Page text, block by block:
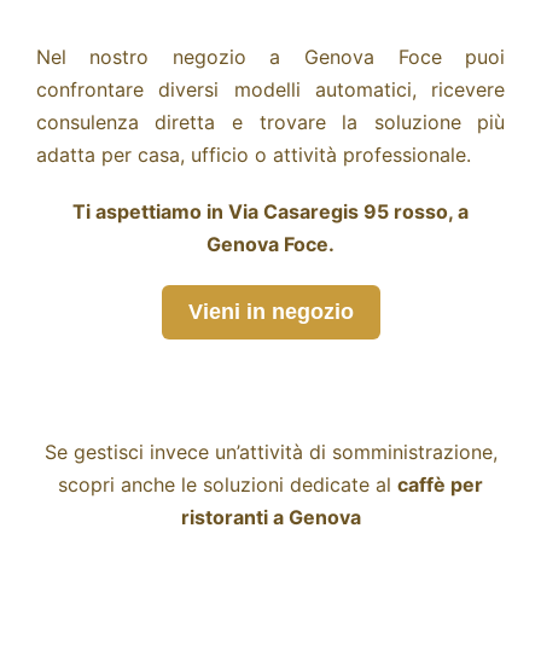
Nel nostro negozio a Genova Foce puoi
confrontare diversi modelli automatici, ricevere
consulenza diretta e trovare la soluzione più
adatta per casa, ufficio o attività professionale.
Ti aspettiamo in Via Casaregis 95 rosso, a
Genova Foce.
Vieni in negozio
Se gestisci invece un’attività di somministrazione,
scopri anche le soluzioni dedicate al caffè per
ristoranti a Genova